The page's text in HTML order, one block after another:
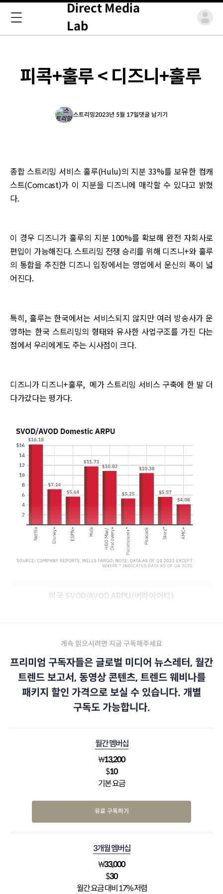
Direct Media
Lab
피콕+훌루 < 디즈니+훌루
스트리밍2023년 5월 17일댓글 남기기
종합 스트리밍 서비스 훌루(Hulu)의 지분 33%를 보유한 컴캐
스트(Comcast)가 이 지분을 디즈니에 매각할 수 있다고 밝혔
다.
이 경우 디즈니가 훌루의 지분 100%를 확보해 완전 자회사로
편입이 가능해진다. 스트리밍 전쟁 승리를 위해 디즈니+와 훌루
의 통합을 추진한 디즈니 입장에서는 영업에서 운신의 폭이 넓
어진다.
특히, 훌루는 한국에서는 서비스되지 않지만 여러 방송사가 운
영하는 한국 스트리밍의 형태와 유사한 사업구조를 가진 다는
점에서 우리에게도 주는 시사점이 크다.
디즈니가 디즈니+훌루, 메가 스트리밍 서비스 구축에 한 발 더
다가갔다는 평가다.
미국 SVOD/AVOD ARPU(버라이어티)
계속 읽으시려면 지금 구독해주세요
프리미엄 구독자들은 글로벌 미디어 뉴스레터, 월간
트렌드 보고서, 동영상 콘텐츠, 트렌드 웨비나를
패키지 할인 가격으로 보실 수 있습니다. 개별
구독도 가능합니다.
월간 멤버십
₩13,200
$10
기본 요금
유료 구독하기
3개월 멤버십
₩33,000
$30
월간 요금 대비 17% 저렴